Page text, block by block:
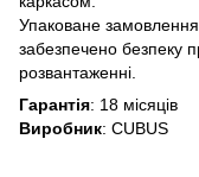
Упаковане
забезпечено безпеку
розвантаженні.
Гарантія: 18 місяців
Виробник: CUBUS